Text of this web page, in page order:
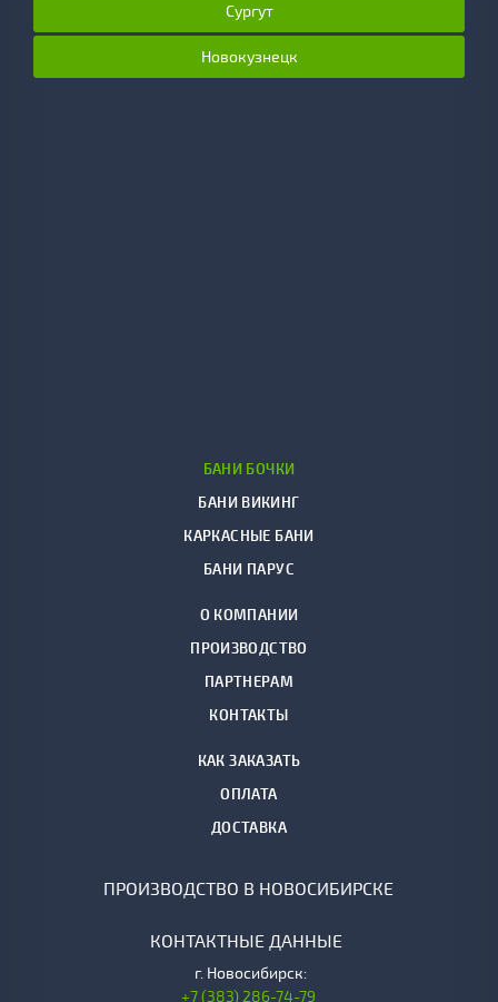
Сургут
Новокузнецк
БАНИ БОЧКИ
БАНИ ВИКИНГ
КАРКАСНЫЕ БАНИ
БАНИ ПАРУС
О КОМПАНИИ
ПРОИЗВОДСТВО
ПАРТНЕРАМ
КОНТАКТЫ
КАК ЗАКАЗАТЬ
ОПЛАТА
ДОСТАВКА
ПРОИЗВОДСТВО В НОВОСИБИРСКЕ
КОНТАКТНЫЕ ДАННЫЕ
г. Новосибирск:
+7 (383) 286-74-79